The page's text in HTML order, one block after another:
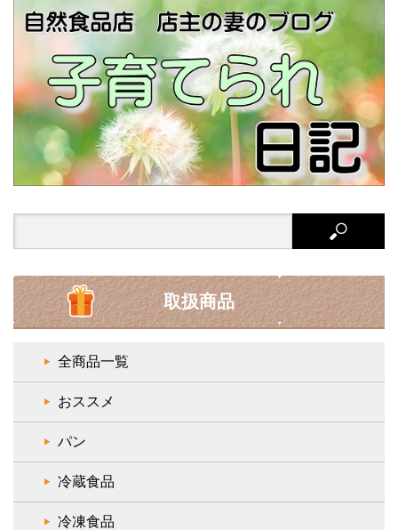
取扱商品
全商品一覧
おススメ
パン
冷蔵食品
冷凍食品